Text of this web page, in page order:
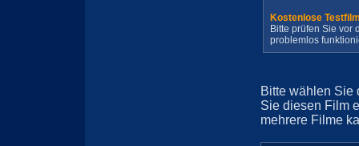
Kostenlose
Bitte prüfen Sie vor
problemlos
Bitte wählen Sie
Sie diesen Film
mehrere Filme